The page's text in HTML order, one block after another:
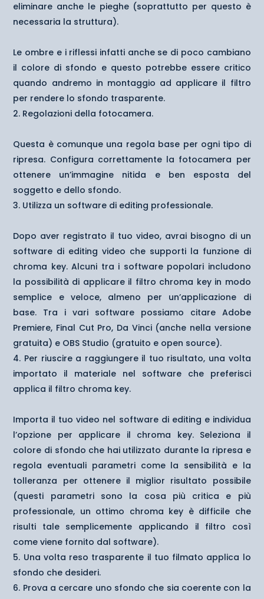
eliminare anche le pieghe (soprattutto per questo è
necessaria la struttura).
Le ombre e i riflessi infatti anche se di poco cambiano
il colore di sfondo e questo potrebbe essere critico
quando andremo in montaggio ad applicare il filtro
per rendere lo sfondo trasparente.
Regolazioni della fotocamera.
Questa è comunque una regola base per ogni tipo di
ripresa. Configura correttamente la fotocamera per
ottenere un’immagine nitida e ben esposta del
soggetto e dello sfondo.
Utilizza un software di editing professionale.
Dopo aver registrato il tuo video, avrai bisogno di un
software di editing video che supporti la funzione di
chroma key. Alcuni tra i software popolari includono
la possibilità di applicare il filtro chroma key in modo
semplice e veloce, almeno per un’applicazione di
base. Tra i vari software possiamo citare Adobe
Premiere, Final Cut Pro, Da Vinci (anche nella versione
gratuita) e OBS Studio (gratuito e open source).
Per riuscire a raggiungere il tuo risultato, una volta
importato il materiale nel software che preferisci
applica il filtro chroma key.
Importa il tuo video nel software di editing e individua
l’opzione per applicare il chroma key. Seleziona il
colore di sfondo che hai utilizzato durante la ripresa e
regola eventuali parametri come la sensibilità e la
tolleranza per ottenere il miglior risultato possibile
(questi parametri sono la cosa più critica e più
professionale, un ottimo chroma key è difficile che
risulti tale semplicemente applicando il filtro così
come viene fornito dal software).
Una volta reso trasparente il tuo filmato applica lo
sfondo che desideri.
Prova a cercare uno sfondo che sia coerente con la